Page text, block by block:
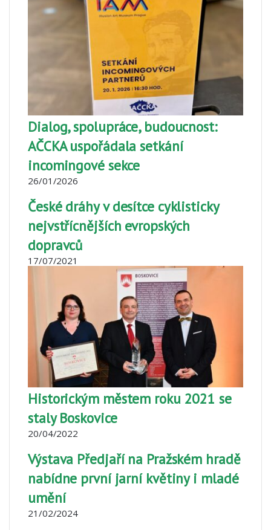
Dialog, spolupráce, budoucnost:
AČCKA uspořádala setkání
incomingové sekce
26/01/2026
České dráhy v desítce cyklisticky
nejvstřícnějších evropských
dopravců
17/07/2021
Historickým městem roku 2021 se
staly Boskovice
20/04/2022
Výstava Předjaří na Pražském hradě
nabídne první jarní květiny i mladé
umění
21/02/2024